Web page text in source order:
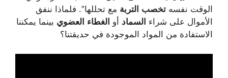
الوقت نفسه تخصب التربة مع تحللها”. فلماذا ننفق
الأموال على شراء السماد أو الغطاء العضوي بينما يمكننا
الاستفادة من المواد الموجودة في حديقتنا؟